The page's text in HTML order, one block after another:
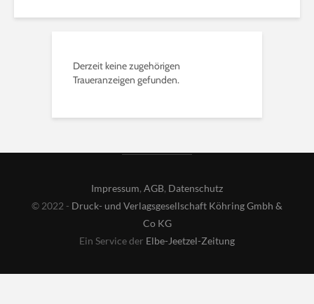
Derzeit keine zugehörigen
Traueranzeigen gefunden.
Impressum, AGB, Datenschutz
© 2022 - Druck- und Verlagsgesellschaft Köhring Gmbh &
Co KG
Ein Service der Elbe-Jeetzel-Zeitung